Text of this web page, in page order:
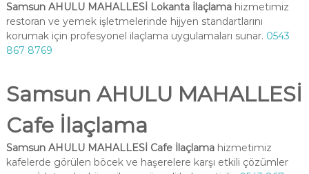
Samsun AHULU MAHALLESİ Lokanta İlaçlamahizmetimiz
restoran ve yemek işletmelerinde hijyen standartlarını
korumak için profesyonel ilaçlama uygulamaları sunar. 0543
867 8769
Samsun AHULU MAHALLESİ
Cafe İlaçlama
Samsun AHULU MAHALLESİ Cafe İlaçlamahizmetimiz
kafelerde görülen böcek ve haşerelere karşı etkili çözümler